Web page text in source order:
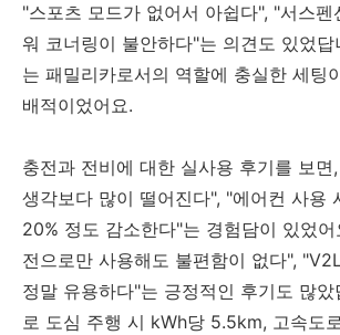
"스포츠 모드가 없어서 아쉽다", "서스펜
워 코너링이 불안하다"는 의견도 있었답
는 패밀리카로서의 역할에 충실한 세팅
배적이었어요.
충전과 전비에 대한 실사용 후기를 보
생각보다 많이 떨어진다", "에어컨 사용
20% 정도 감소한다"는 경험담이 있었
전으로만 사용해도 불편함이 없다",
정말 유용하다"는 긍정적인 후기도 많았
로 도심 주행 시 kWh당 5.5km, 고속도